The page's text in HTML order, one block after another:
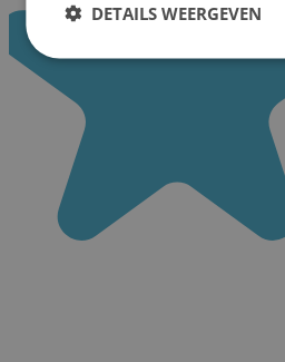
DETAILS WEERGEVEN